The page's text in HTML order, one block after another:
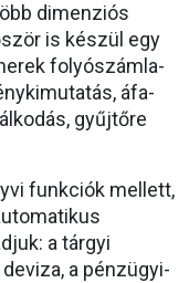
dimenziós
is készül egy
folyószámla-
áfa-
gyűjtőre
funkciók mellett,
a tárgyi
a pénzügyi-